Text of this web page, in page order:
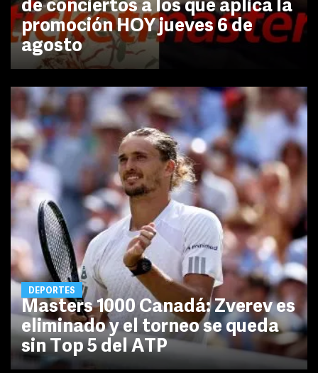
de conciertos a los que aplica la
promoción HOY jueves 6 de
agosto
DEPORTES
Masters 1000 Canadá: Zverev es
eliminado y el torneo se queda
sin Top 5 del ATP